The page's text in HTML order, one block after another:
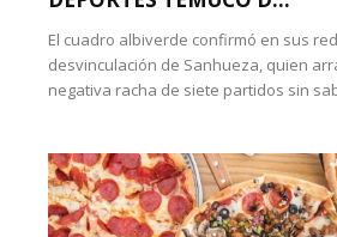
El cuadro albiverde confirmó en sus
desvinculación de Sanhueza, quien
negativa racha de siete partidos sin